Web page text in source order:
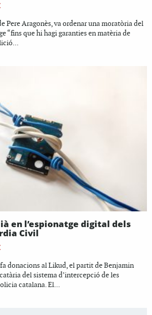
Pere Aragonès, va ordenar una moratòria del
“fins que hi hagi garanties en matèria de
en l’espionatge digital dels
Civil
fa donacions al Likud, el partit de Benjamin
del sistema d’intercepció de les
catalana. El...